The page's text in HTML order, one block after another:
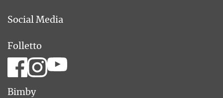
Social Media
Folletto
Bimby